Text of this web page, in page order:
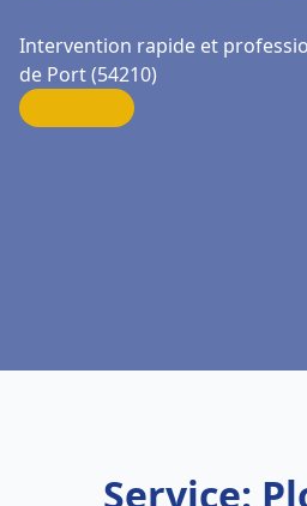
Intervention rapide et
de Port (54210)
Service: